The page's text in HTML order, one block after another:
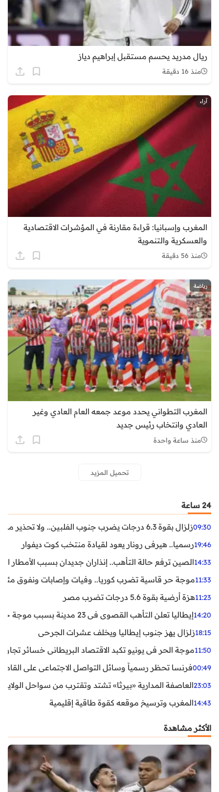
ريال مدريد يحسم مستقبل إبراهيم دياز
منذ 16 دقيقة
آراء
المغرب وإسبانيا: قراءة مقارنة في المؤشرات الاقتصادية
والعسكرية والتنموية
منذ 56 دقيقة
رياضة
المغرب التطواني يحدد موعد جمعه العام العادي وغير
العادي وانتخاب رئيس جديد
منذ ساعة واحدة
تحميل المزيد
24 ساعة
09:30زلزال بقوة 6.3 درجات يضرب جنوب الفلبين.. ولا تحذير من تسونامي حتى الآن
19:46رسميا.. هيرفي رونار يعود لقيادة منتخب كوت ديفوار
14:33الصين ترفع حالة التأهب.. إنذاران جديدان بسبب الأمطار
11:33موجة حر قاسية تضرب كوريا.. وفيات وإصابات ونفوق مئات
11:23هزة أرضية بقوة 5.6 درجات تضرب مصر
14:20إيطاليا تعلن التأهب القصوى في 23 مدينة بسبب موجة حر شديدة
18:15زلزال يهز جنوب إيطاليا ويخلف عشرات الجرحى
11:50موجة الحر في يونيو تكبد الاقتصاد البريطاني خسائر تجاوزت 1.5 مليار
00:49فرنسا تحظر رسمياً وسائل التواصل الاجتماعي على القاصرين
23:03العاصفة المدارية «بيرثا» تشتد وتقترب من سواحل
14:43المغرب وترسيخ موقعه كقوة طاقية إقليمية
الأكثر مشاهدة